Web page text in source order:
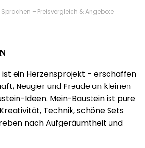
Sprachen – Preisvergleich & Angebote
ist ein Herzensprojekt – erschaffen
Neugier und Freude an kleinen
Ideen. Mein-Baustein ist pure
Technik, schöne Sets
nach Aufgeräumtheit und